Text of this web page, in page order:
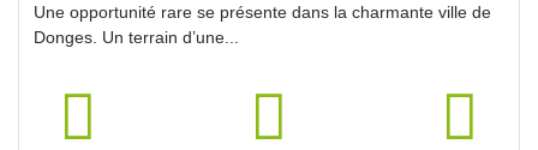
Une opportunité rare se présente dans la charmante ville de
Donges. Un terrain d’une...